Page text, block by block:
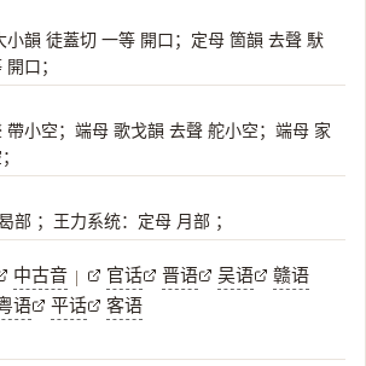
小韻 徒蓋切 一等 開口；定母 箇韻 去聲 䭾
口；
帶小空；端母 歌戈韻 去聲 舵小空；端母 家
部 ；王力系统：定母 月部 ；
中古音 | 官话 晋语 吴语
赣语
语 平话 客语